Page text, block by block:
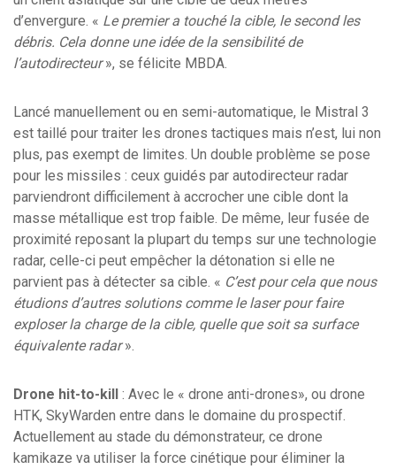
d’envergure. « Le premier a touché la cible, le second les
débris. Cela donne une idée de la sensibilité de
l’autodirecteur», se félicite MBDA.
Lancé manuellement ou en semi-automatique, le Mistral 3
est taillé pour traiter les drones tactiques mais n’est, lui non
plus, pas exempt de limites. Un double problème se pose
pour les missiles : ceux guidés par autodirecteur radar
parviendront difficilement à accrocher une cible dont la
masse métallique est trop faible. De même, leur fusée de
proximité reposant la plupart du temps sur une technologie
radar, celle-ci peut empêcher la détonation si elle ne
parvient pas à détecter sa cible. « C’est pour cela que nous
étudions d’autres solutions comme le laser pour faire
exploser la charge de la cible, quelle que soit sa surface
équivalente radar».
Drone hit-to-kill : Avec le « drone anti-drones», ou drone
HTK, SkyWarden entre dans le domaine du prospectif.
Actuellement au stade du démonstrateur, ce drone
kamikaze va utiliser la force cinétique pour éliminer la